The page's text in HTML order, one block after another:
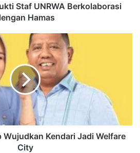
Staf UNRWA Berkolaborasi
Hamas
Wujudkan Kendari Jadi Welfare
City